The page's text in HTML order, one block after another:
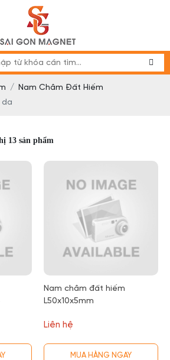
Nam Châm Đất Hiếm
da
13 sản phẩm
Nam châm đất hiếm
L50x10x5mm
Liên hệ
MUA HÀNG NGAY